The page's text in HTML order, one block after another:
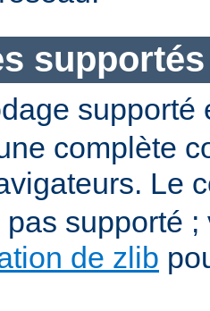
supportés
supporté
complète
Le
pas supporté
de zlib